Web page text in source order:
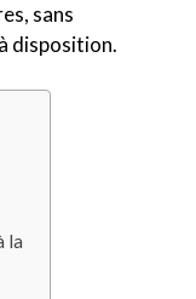
sans
disposition.
la